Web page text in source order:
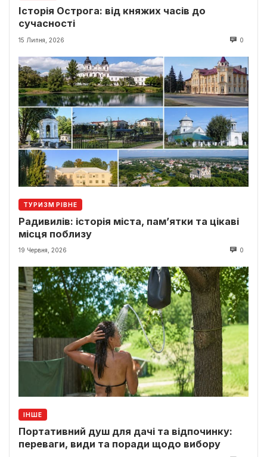
Історія Острога: від княжих часів до
сучасності
15 Липня, 2026 0
ТУРИЗМ РІВНЕ
Радивилів: історія міста, пам’ятки та цікаві
місця поблизу
19 Червня, 2026 0
ІНШЕ
Портативний душ для дачі та відпочинку:
переваги, види та поради щодо вибору